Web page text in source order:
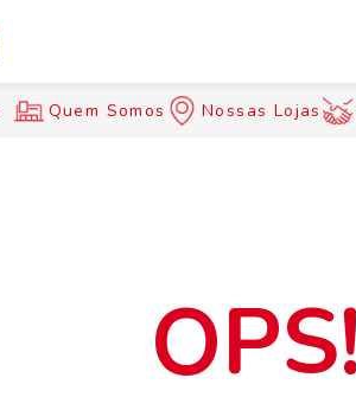
Quem Somos Nossas Lojas